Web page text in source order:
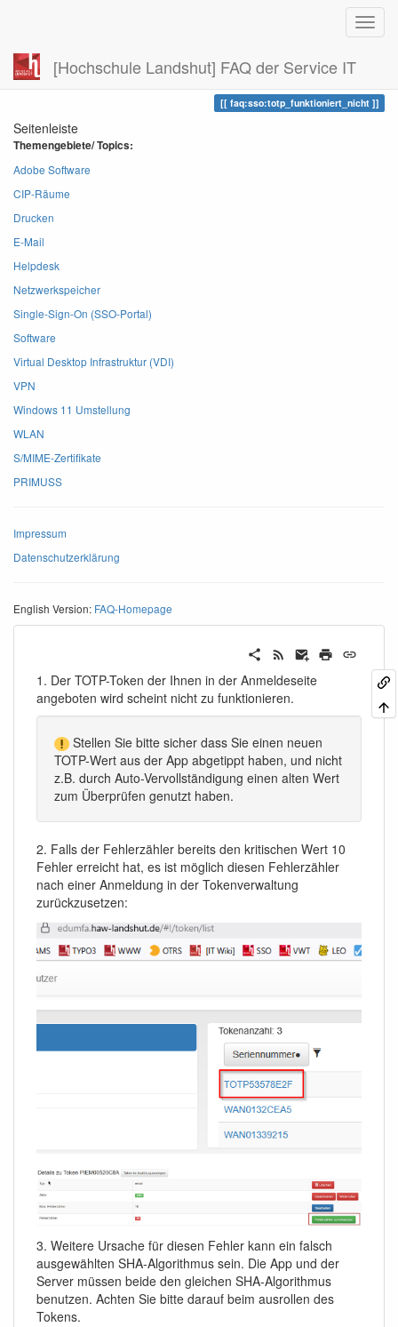
[Hochschule Landshut] FAQ der Service IT
Zuletzt angesehen totp_funktioniert_nicht
faq:sso:totp_funktioniert_nicht
Seitenleiste
Themengebiete/ Topics:
Adobe Software
CIP-Räume
Drucken
E-Mail
Helpdesk
Netzwerkspeicher
Single-Sign-On (SSO-Portal)
Software
Virtual Desktop Infrastruktur (VDI)
VPN
Windows 11 Umstellung
WLAN
S/MIME-Zertifikate
PRIMUSS
Impressum
Datenschutzerklärung
English Version: FAQ-Homepage
1. Der TOTP-Token der Ihnen in der Anmeldeseite
angeboten wird scheint nicht zu funktionieren.
Stellen Sie bitte sicher dass Sie einen neuen
TOTP-Wert aus der App abgetippt haben, und nicht
z.B. durch Auto-Vervollständigung einen alten Wert
zum Überprüfen genutzt haben.
2. Falls der Fehlerzähler bereits den kritischen Wert 10
Fehler erreicht hat, es ist möglich diesen Fehlerzähler
nach einer Anmeldung in der Tokenverwaltung
zurückzusetzen:
3. Weitere Ursache für diesen Fehler kann ein falsch
ausgewählten SHA-Algorithmus sein. Die App und der
Server müssen beide den gleichen SHA-Algorithmus
benutzen. Achten Sie bitte darauf beim ausrollen des
Tokens.